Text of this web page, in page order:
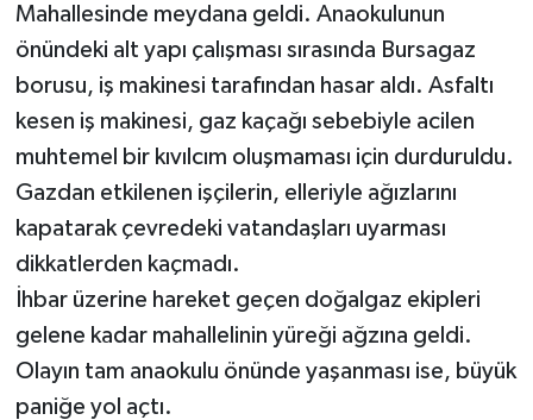
Mahallesinde meydana geldi. Anaokulunun
önündeki alt yapı çalışması sırasında Bursagaz
borusu, iş makinesi tarafından hasar aldı. Asfaltı
kesen iş makinesi, gaz kaçağı sebebiyle acilen
muhtemel bir kıvılcım oluşmaması için durduruldu.
Gazdan etkilenen işçilerin, elleriyle ağızlarını
kapatarak çevredeki vatandaşları uyarması
dikkatlerden kaçmadı.
İhbar üzerine hareket geçen doğalgaz ekipleri
gelene kadar mahallelinin yüreği ağzına geldi.
Olayın tam anaokulu önünde yaşanması ise, büyük
paniğe yol açtı.